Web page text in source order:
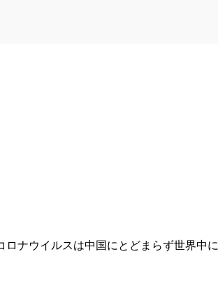
ナウイルスは中国にとどまらず世界中に